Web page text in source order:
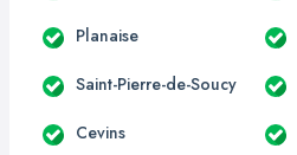
Planaise
Saint-Pierre-de-Soucy
Cevins